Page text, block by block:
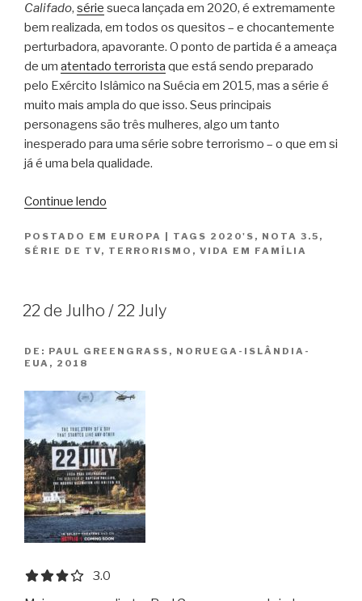
Califado, série sueca lançada em 2020, é extremamente
bem realizada, em todos os quesitos – e chocantemente
perturbadora, apavorante. O ponto de partida é a ameaça
de um atentado terrorista que está sendo preparado
pelo Exército Islâmico na Suécia em 2015, mas a série é
muito mais ampla do que isso. Seus principais
personagens são três mulheres, algo um tanto
inesperado para uma série sobre terrorismo – o que em si
já é uma bela qualidade.
Continue lendo
Kalifat”
POSTADO EM EUROPA TAGS 2020'S , NOTA 3.5 ,
SÉRIE DE TV, TERRORISMO , VIDA EM FAMÍLIA
22 de Julho / 22 July
DE: PAUL GREENGRASS, NORUEGA-ISLÂNDIA-
EUA, 2018
3.0 out of 5.0 stars
3.0